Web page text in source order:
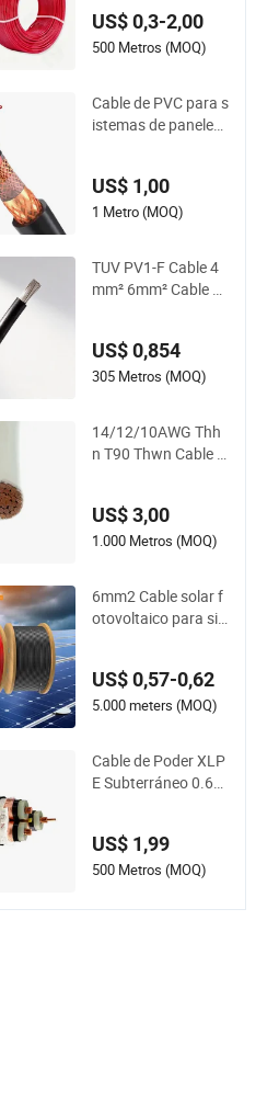
aico 4mm2 6mm2
US$ 0,3-2,00
500 Metros (MOQ)
Cable de PVC para s
istemas de paneles
US$ 1,00
1 Metro (MOQ)
TUV PV1-F Cable 4
mm² 6mm² Cable S
US$ 0,854
305 Metros (MOQ)
14/12/10AWG Thh
n T90 Thwn Cable d
ble Control Solar UL
Listado Cable Eléctr
US$ 3,00
1.000 Metros (MOQ)
6mm2 Cable solar f
otovoltaico para sis
US$ 0,57-0,62
5.000 meters (MOQ)
Cable de Poder XLP
E Subterráneo 0.6/1
ierro Directo para R
edes y Granjas Sola
US$ 1,99
500 Metros (MOQ)